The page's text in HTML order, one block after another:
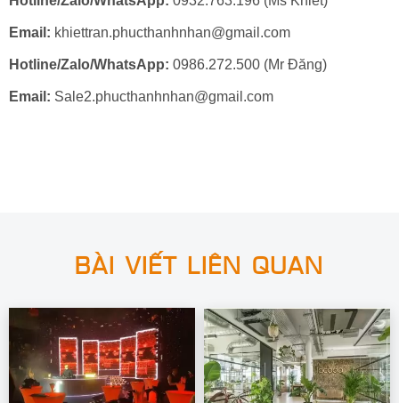
Email: khiettran.phucthanhnhan@gmail.com
Hotline/Zalo/WhatsApp: 0986.272.500 (Mr Đăng)
Email: Sale2.phucthanhnhan@gmail.com
BÀI VIẾT LIÊN QUAN